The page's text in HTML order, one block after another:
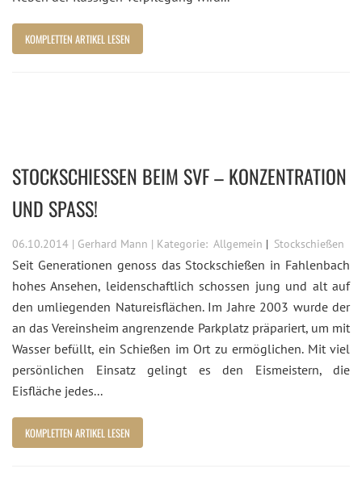
KOMPLETTEN ARTIKEL LESEN
STOCKSCHIESSEN BEIM SVF – KONZENTRATION U
ND SPASS!
06.10.2014 | Gerhard Mann | Kategorie: Allgemein Stockschießen
Seit Generationen genoss das Stockschießen in Fahlenbach
hohes Ansehen, leidenschaftlich schossen jung und alt auf
den umliegenden Natureisflächen. Im Jahre 2003 wurde der
an das Vereinsheim angrenzende Parkplatz präpariert, um mit
Wasser befüllt, ein Schießen im Ort zu ermöglichen. Mit viel
persönlichen Einsatz gelingt es den Eismeistern, die
Eisfläche jedes...
KOMPLETTEN ARTIKEL LESEN